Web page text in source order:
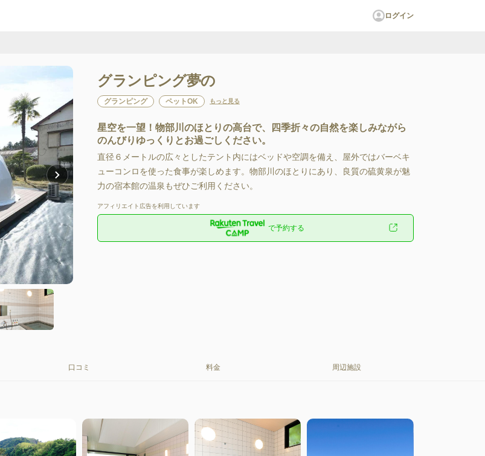
ログイン
グランピング夢の
グランピング ペットOK もっと見る
星空を一望！物部川のほとりの高台で、四季折々の自然を楽しみながら
のんびりゆっくりとお過ごしください。
直径６メートルの広々としたテント内にはベッドや空調を備え、屋外ではバーベキ
ューコンロを使った食事が楽しめます。物部川のほとりにあり、良質の硫黄泉が魅
力の宿本館の温泉もぜひご利用ください。
アフィリエイト広告を利用しています
で予約する
口コミ 料金 周辺施設